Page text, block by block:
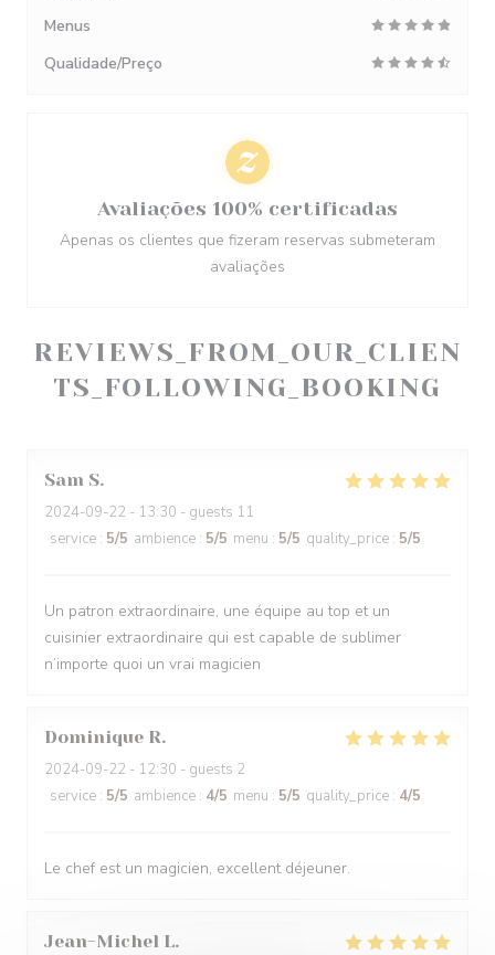
REVIEWS_FROM_OUR_CLIEN
TS_FOLLOWING_BOOKING
Sam S
2024-09-22 - 13:30 - guests 11
service : 5/5 ambience : 5/5 menu : 5/5 quality_price : 5/5
Un patron extraordinaire, une équipe au top et un
cuisinier extraordinaire qui est capable de sublimer
n’importe quoi un vrai magicien
Dominique R
2024-09-22 - 12:30 - guests 2
service : 5/5 ambience : 4/5 menu : 5/5 quality_price : 4/5
Le chef est un magicien, excellent déjeuner.
Jean-Michel L
Menus
Qualidade/Preço
Avaliações 100% certificadas
Apenas os clientes que fizeram reservas submeteram
avaliações